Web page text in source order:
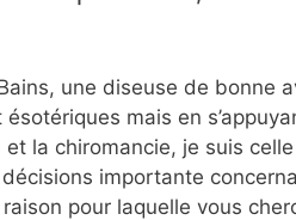
une diseuse de bonne
mais en
la chiromancie, je suis
importante
pour laquelle vous